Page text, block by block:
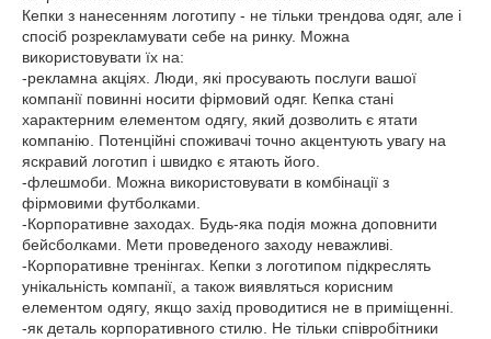
Кепки з нанесенням логотипу - не тільки трендова одяг, але і
спосіб розрекламувати себе на ринку. Можна
використовувати їх на:
-рекламна акціях. Люди, які просувають послуги вашої
компанії повинні носити фірмовий одяг. Кепка стані
характерним елементом одягу, який дозволить є ятати
компанію. Потенційні споживачі точно акцентують увагу на
яскравий логотип і швидко є ятають його.
-флешмоби. Можна використовувати в комбінації з
фірмовими футболками.
-Корпоративне заходах. Будь-яка подія можна доповнити
бейсболками. Мети проведеного заходу неважливі.
-Корпоративне тренінгах. Кепки з логотипом підкреслять
унікальність компанії, а також виявляться корисним
елементом одягу, якщо захід проводитися не в приміщенні.
-як деталь корпоративного стилю. Не тільки співробітники